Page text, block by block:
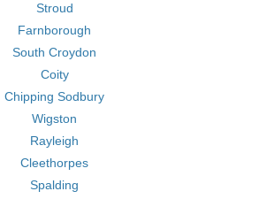
Stroud
Farnborough
South Croydon
Coity
Chipping Sodbury
Wigston
Rayleigh
Cleethorpes
Spalding